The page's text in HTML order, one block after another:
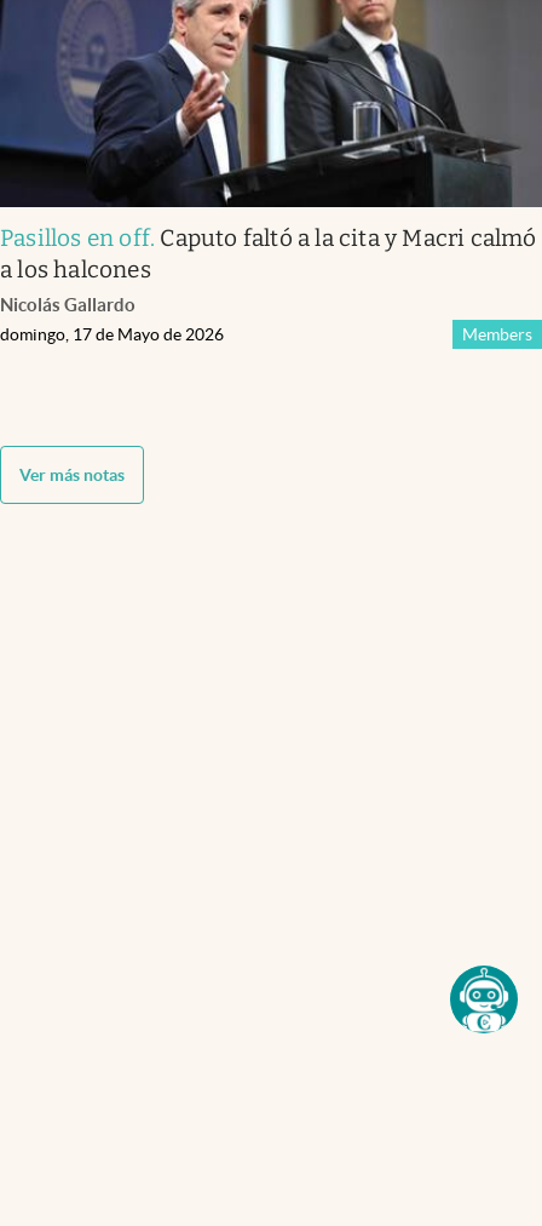
Pasillos en off. Caputo faltó a la cita y Macri calmó
a los halcones
Nicolás Gallardo
Members
domingo, 17 de Mayo de 2026
Ver más notas